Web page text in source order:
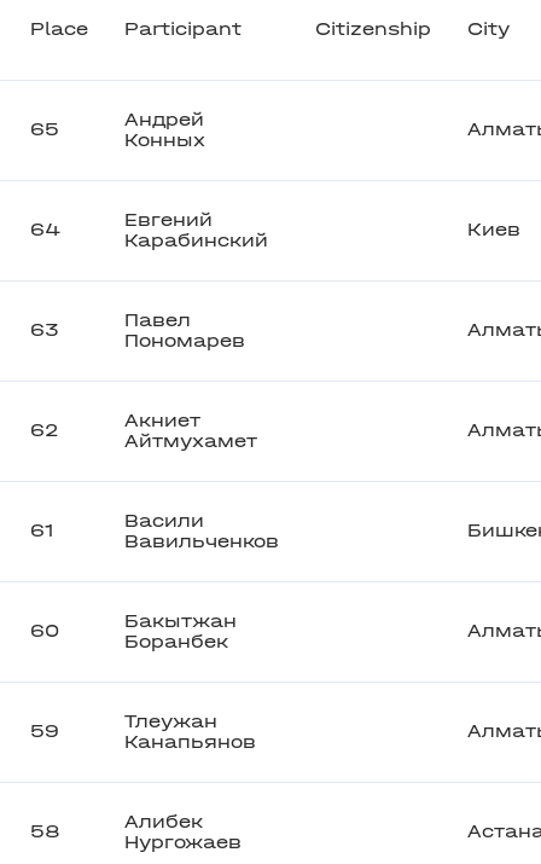
Place Participant Citizenship City
65
Андрей
Конных
64
Евгений
Карабинский
Киев
63
Павел
Пономарев
62
Акниет
Айтмухамет
61
Васили
Вавильченков
60
Бакытжан
Боранбек
59
Тлеужан
Канапьянов
58
Алибек
Нургожаев